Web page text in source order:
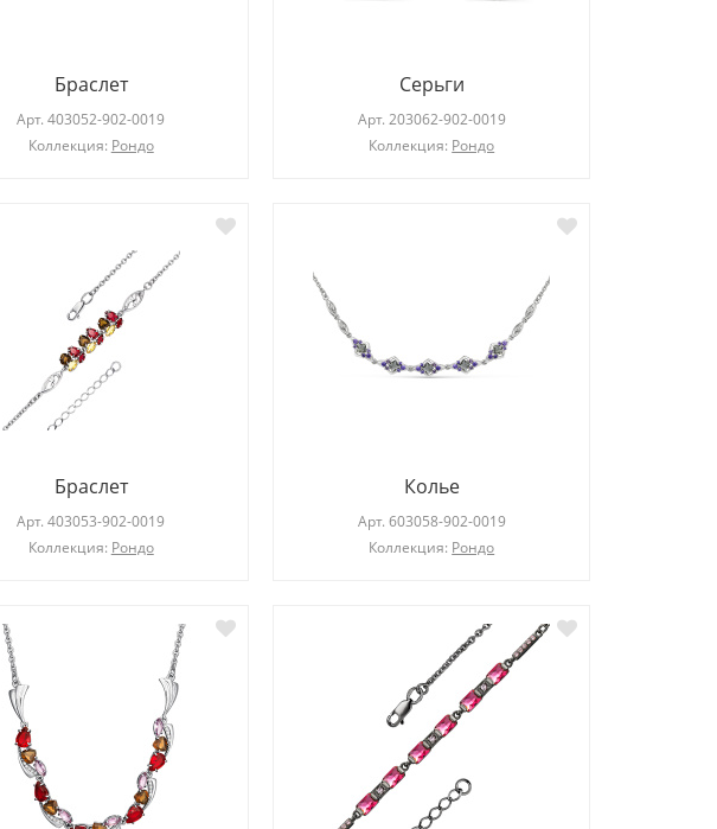
Браслет
Арт.403052-902-0019
Коллекция: Рондо
Серьги
Арт. 203062-902-0019
Коллекция: Рондо
Браслет
Арт.403053-902-0019
Коллекция: Рондо
Колье
Арт. 603058-902-0019
Коллекция: Рондо